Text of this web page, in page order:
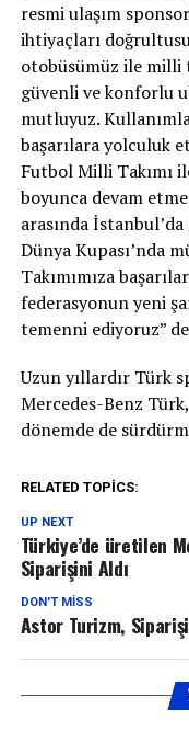
resmi ulaşım
ihtiyaçları
otobüsümüz ile milli
güvenli ve konforlu
mutluyuz.
başarılara yolculuk
Futbol Milli Takımı
boyunca devam
arasında
Dünya Kupası’nda
Takımımıza
federasyonun yeni
temenni ediyoruz”
Uzun yıllardır Türk
Mercedes-Benz
dönemde de
RELATED TOPICS:
UP NEXT
Türkiye’de üretilen
Siparişini Aldı
DON'T MISS
Astor Turizm,